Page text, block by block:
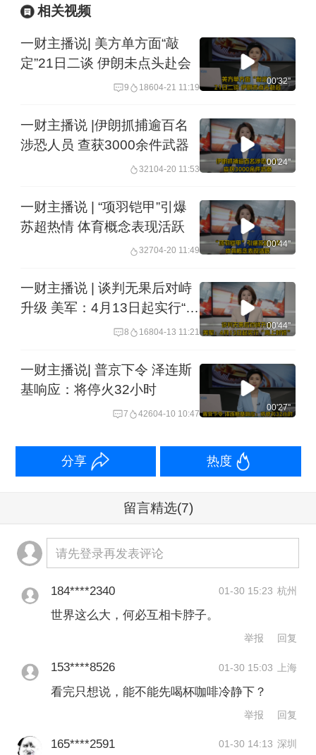
相关视频
一财主播说| 美方单方面“敲
定”21日二谈 伊朗未点头赴会
9 18604-21 11:19
00'32''
一财主播说 |伊朗抓捕逾百名
涉恐人员 查获3000余件武器
32104-20 11:53
00'24''
一财主播说 | “项羽铠甲”引爆
苏超热情 体育概念表现活跃
32704-20 11:49
00'44''
一财主播说 | 谈判无果后对峙
升级 美军：4月13日起实行“海
8 16804-13 11:21
00'44''
一财主播说| 普京下令 泽连斯
基响应：将停火32小时
7 42604-10 10:47
00'27''
分享 热度
留言精选(7)
请先登录再发表评论
184****2340 01-30 15:23 杭州
世界这么大，何必互相卡脖子。
举报 回复
153****8526 01-30 15:03 上海
看完只想说，能不能先喝杯咖啡冷静下？
举报 回复
165****2591 01-30 14:13 深圳